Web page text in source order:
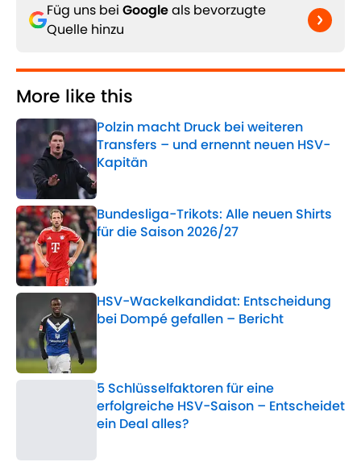
Füg uns bei Googleals bevorzugte
Quelle hinzu
More like this
Polzin macht Druck bei weiteren
Transfers – und ernennt neuen HSV-
Kapitän
Published by on Invalid Date
Bundesliga-Trikots: Alle neuen Shirts
für die Saison 2026/27
Published by on Invalid Date
HSV-Wackelkandidat: Entscheidung
bei Dompé gefallen – Bericht
5 Schlüsselfaktoren für eine
erfolgreiche HSV-Saison – Entscheidet
ein Deal alles?